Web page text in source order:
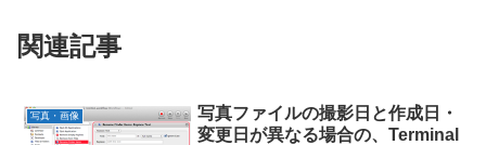
関連記事
写真・画像
写真ファイルの撮影日と作成日・
変更日が異なる場合の、Terminal